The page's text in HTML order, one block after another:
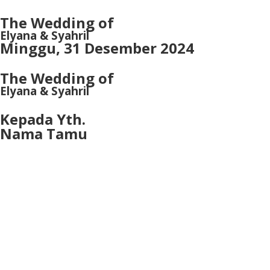
The Wedding of
Elyana & Syahril
Minggu, 31 Desember 2024
The Wedding of
Elyana & Syahril
Kepada Yth.
Nama Tamu